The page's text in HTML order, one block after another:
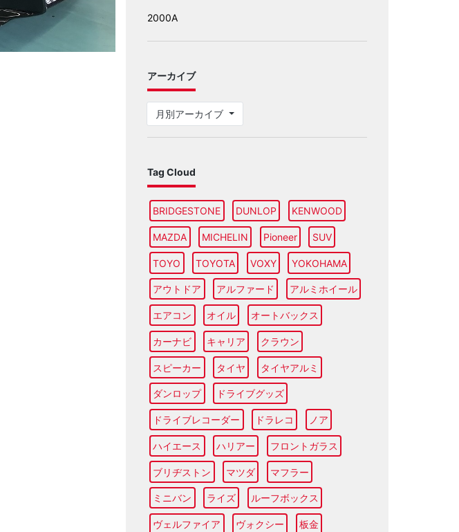
2000A
アーカイブ
月別アーカイブ
Tag Cloud
BRIDGESTONE DUNLOP KENWOOD
MAZDA MICHELIN Pioneer SUV
TOYO TOYOTA VOXY YOKOHAMA
アウトドア アルファード アルミホイール
エアコン オイル オートバックス
カーナビ キャリア クラウン
スピーカー タイヤ タイヤアルミ
ダンロップ ドライブグッズ
ドライブレコーダー ドラレコ ノア
ハイエース ハリアー フロントガラス
ブリヂストン マツダ マフラー
ミニバン ライズ ルーフボックス
ヴェルファイア ヴォクシー 板金